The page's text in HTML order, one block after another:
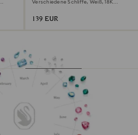
Verschiedene Schliffe, Weiß, 18K
139 EUR